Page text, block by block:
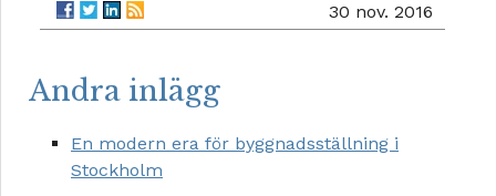
30 nov. 2016
Andra inlägg
En modern era för byggnadsställning i
Stockholm